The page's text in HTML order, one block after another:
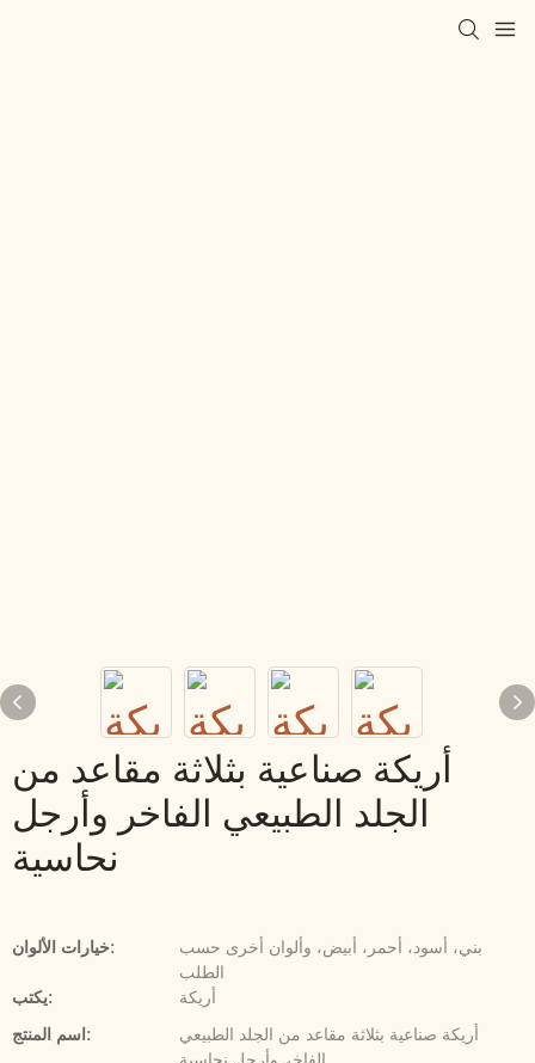
أريكة صناعية بثلاثة مقاعد من
الجلد الطبيعي الفاخر وأرجل
نحاسية
خيارات الألوان:
بني، أسود، أحمر، أبيض، وألوان أخرى حسب
الطلب
يكتب:
أريكة
اسم المنتج:
أريكة صناعية بثلاثة مقاعد من الجلد الطبيعي
الفاخر وأرجل نحاسية